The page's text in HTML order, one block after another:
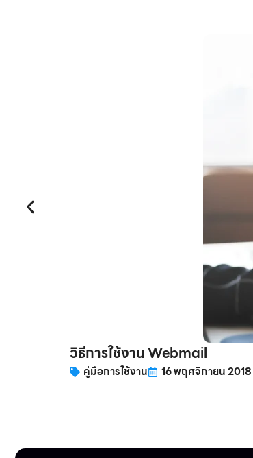
วิธีการใช้งาน Webmail
คู่มือการใช้งาน 16 พฤศจิกายน 2018